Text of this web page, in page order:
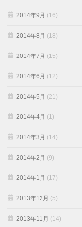
2014年9月 (16)
2014年8月 (18)
2014年7月 (15)
2014年6月 (12)
2014年5月 (21)
2014年4月 (1)
2014年3月 (14)
2014年2月 (9)
2014年1月 (17)
2013年12月 (5)
2013年11月 (14)